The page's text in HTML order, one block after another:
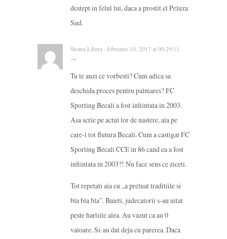
destept in felul lui, daca a prostit el Peluza
Sud.
Steaua Libera · februarie 10, 2017 at 00:29:11 ·
→
Tu te auzi ce vorbesti? Cum adica sa
deschida proces pentru palmares? FC
Sporting Becali a fost infiintata in 2003.
Asa scrie pe actul lor de nastere, ala pe
care-l tot flutura Becali. Cum a castigat FC
Sporting Becali CCE in 86 cand ea a fost
infiintata in 2003?! Nu face sens ce ziceti.
Tot repetati aia cu „a preluat traditiile si
bla bla bla”. Baieti, judecatorii s-au uitat
peste hartiile alea. Au vazut ca au 0
valoare. Si-au dat deja cu parerea. Daca